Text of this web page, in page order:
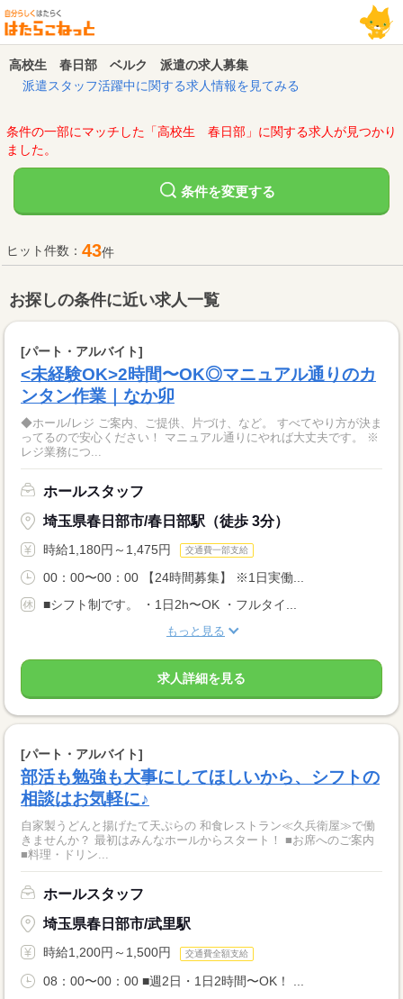
高校生 春日部 ベルク 派遣の求人募集
派遣スタッフ活躍中に関する求人情報を見てみる
条件の一部にマッチした「高校生 春日部」に関する求人が見つかり
ました。
条件を変更する
ヒット件数： 43件
お探しの条件に近い求人一覧
[パート・アルバイト]
<未経験OK>2時間〜OK◎マニュアル通りのカ
ンタン作業｜なか卯
◆ホール/レジ ご案内、ご提供、片づけ、など。 すべてやり方が決ま
ってるので安心ください！ マニュアル通りにやれば大丈夫です。 ※
レジ業務につ...
ホールスタッフ
埼玉県春日部市/春日部駅（徒歩 3分）
時給1,180円～1,475円 交通費一部支給
00：00〜00：00 【24時間募集】 ※1日実働...
■シフト制です。 ・1日2h〜OK ・フルタイ...
もっと見る
求人詳細を見る
[パート・アルバイト]
部活も勉強も大事にしてほしいから、シフトの
相談はお気軽に♪
自家製うどんと揚げたて天ぷらの 和食レストラン≪久兵衛屋≫で働
きませんか？ 最初はみんなホールからスタート！ ■お席へのご案内
■料理・ドリン...
ホールスタッフ
埼玉県春日部市/武里駅
時給1,200円～1,500円 交通費全額支給
08：00〜00：00 ■週2日・1日2時間〜OK！ ...